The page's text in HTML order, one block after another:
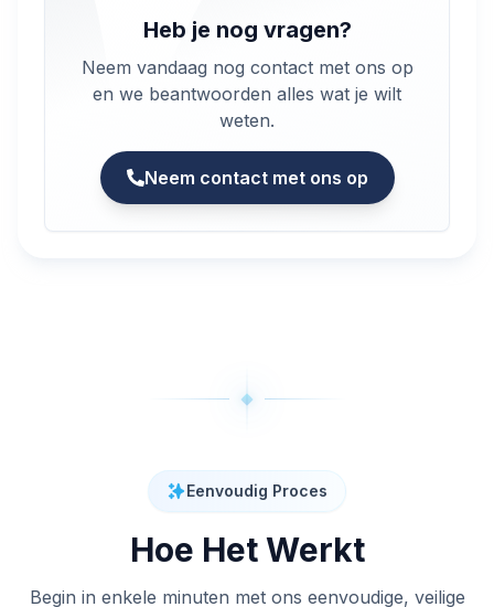
Heb je nog vragen?
Neem vandaag nog contact met ons op
en we beantwoorden alles wat je wilt
weten.
Neem contact met ons op
Eenvoudig Proces
Hoe Het Werkt
Begin in enkele minuten met ons eenvoudige, veilige